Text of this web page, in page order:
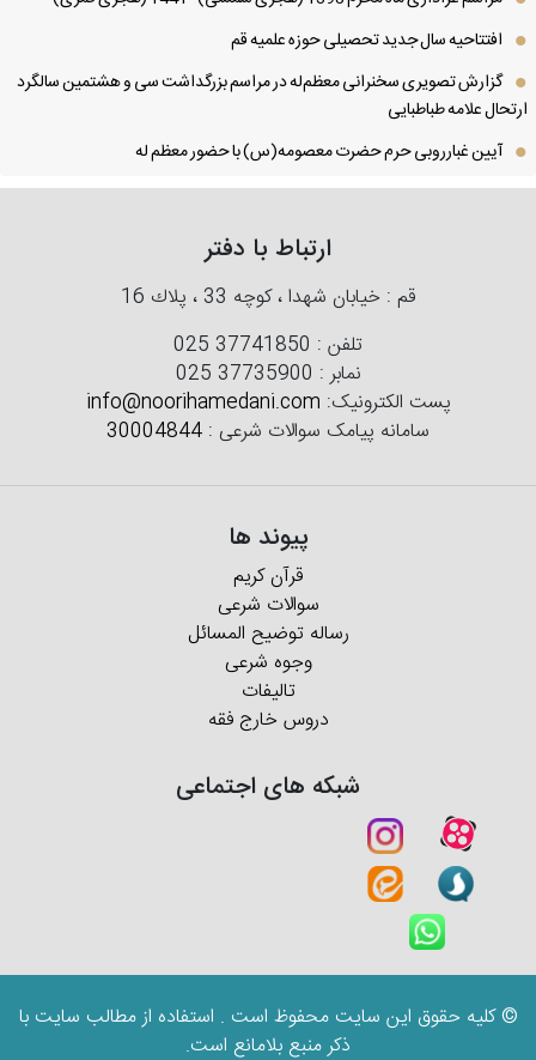
افتتاحیه سال جدید تحصیلی حوزه علمیه قم
گزارش تصویری سخنرانی معظم‌له در مراسم بزرگداشت سی و هشتمین سالگرد
علامه طباطبایی
آیین غبارروبی حرم حضرت معصومه(س) با حضور معظم له
ارتباط با دفتر
قم : خیابان شهدا ، كوچه 33 ، پلاك 16
تلفن :025 37741850
نمابر :025 37735900
پست الکترونیک:info@noorihamedani.com
سامانه پیامک سوالات شرعی : 30004844
پیوند ها
قرآن کریم
سوالات شرعی
رساله توضیح المسائل
وجوه شرعی
تالیفات
دروس خارج فقه
شبکه های اجتماعی
© کلیه حقوق این سایت محفوظ است . استفاده از مطالب سایت با
ذکر منبع بلامانع است.